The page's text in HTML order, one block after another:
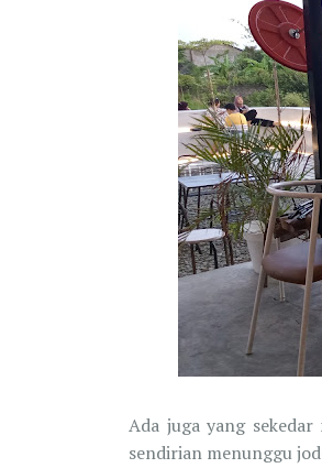
Ada juga yang
sendirian menunggu